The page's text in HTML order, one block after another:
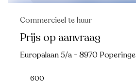
Commercieel te huur
Prijs op aanvraag
Europalaan 5/a - 8970 Poperinge
600